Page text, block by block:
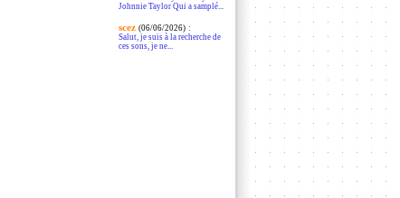
Johnnie Taylor Qui a samplé...
scez (06/06/2026):
Salut, je suis à la recherche de
ces sons, je ne...